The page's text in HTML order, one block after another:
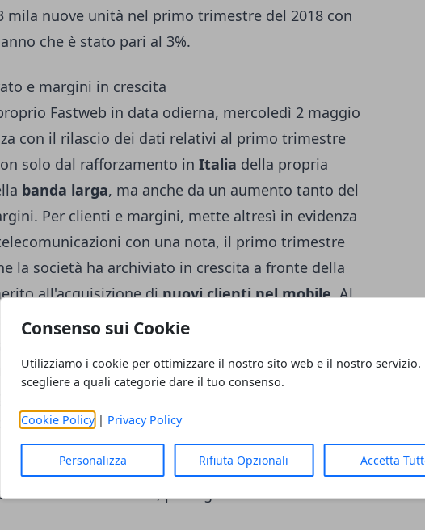
Consenso sui Cookie
Utilizziamo i cookie per ottimizzare il nostro sito web e il nostro servizio.
scegliere a quali categorie dare il tuo consenso.
Cookie Policy| Privacy Policy
Personalizza Rifiuta Opzionali Accetta
mila nuove unità nel primo trimestre del 2018 con
che è stato pari al 3%.
e margini in crescita
Fastweb in data odierna, mercoledì 2 maggio
con il rilascio dei dati relativi al primo trimestre
solo dal rafforzamento in Italia della propria
banda larga, ma anche da un aumento tanto del
Per clienti e margini, mette altresì in evidenza
con una nota, il primo trimestre
la società ha archiviato in crescita a fronte della
all'acquisizione dinuovi clienti nel mobile. Al
Fastweb conta 1,18 milioni di
alle 763 mila Sim attive nello stesso trimestre
il tasso di acquisizione di nuovi clienti è molto
che attualmente Fastweb in Italia è
della telefonia mobile cresce di più rispetto ai
broadband Fastweb, proseguono i lavori di